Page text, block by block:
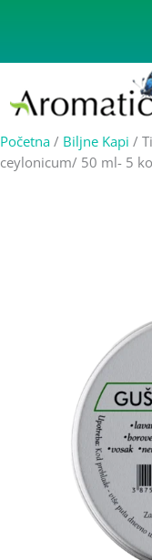
Početna / Biljne Kapi /
ceylonicum/ 50 ml- 5